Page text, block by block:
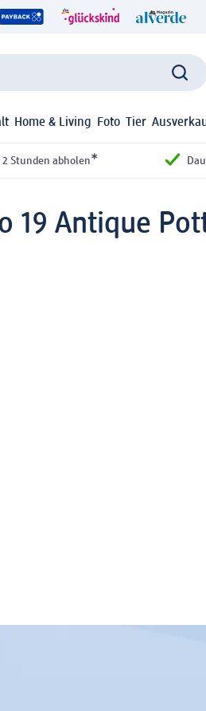
Home & Living Foto Tier
Stunden abholen*
19 Antique